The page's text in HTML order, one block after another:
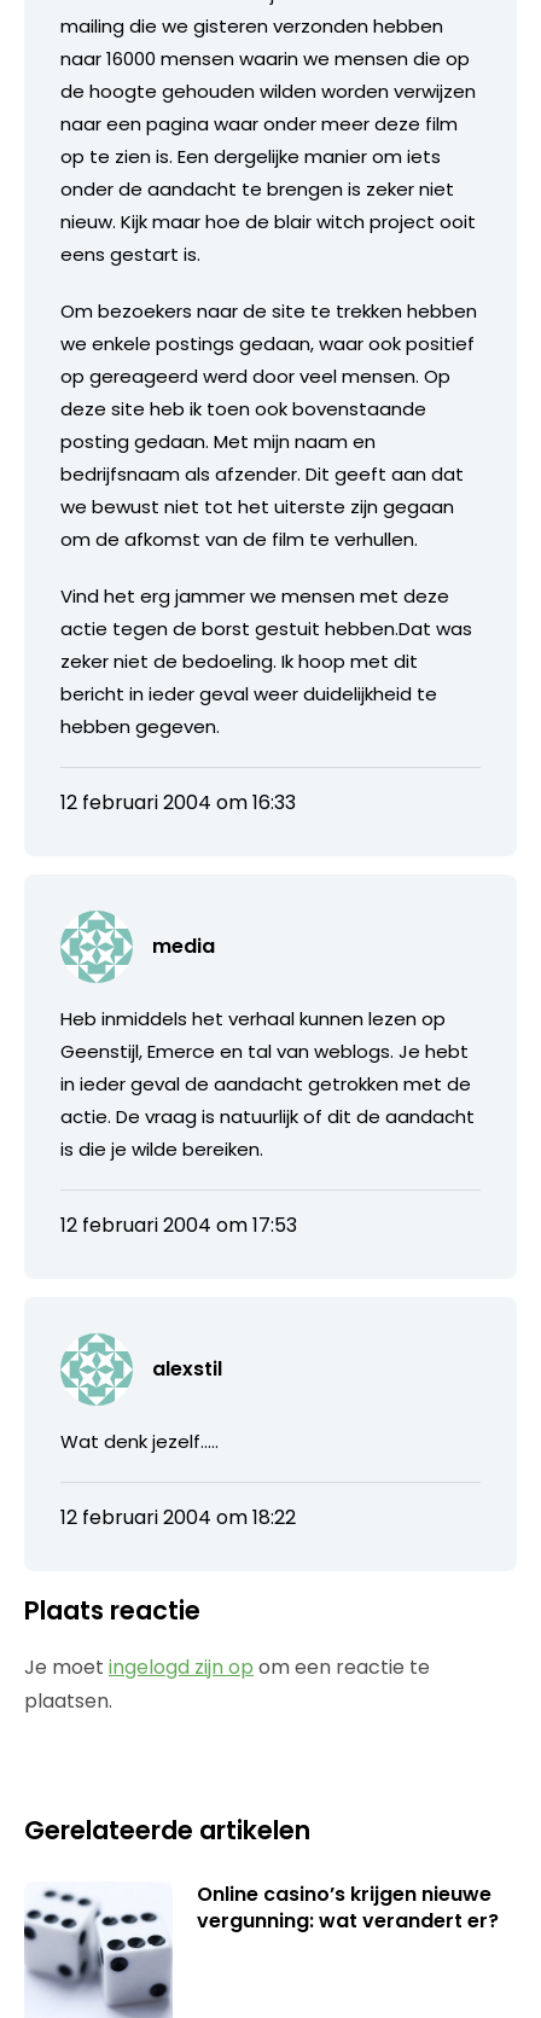
mailing die we gisteren verzonden hebben
naar 16000 mensen waarin we mensen die op
de hoogte gehouden wilden worden verwijzen
naar een pagina waar onder meer deze film
op te zien is. Een dergelijke manier om iets
onder de aandacht te brengen is zeker niet
nieuw. Kijk maar hoe de blair witch project ooit
eens gestart is.
Om bezoekers naar de site te trekken hebben
we enkele postings gedaan, waar ook positief
op gereageerd werd door veel mensen. Op
deze site heb ik toen ook bovenstaande
posting gedaan. Met mijn naam en
bedrijfsnaam als afzender. Dit geeft aan dat
we bewust niet tot het uiterste zijn gegaan
om de afkomst van de film te verhullen.
Vind het erg jammer we mensen met deze
actie tegen de borst gestuit hebben.Dat was
zeker niet de bedoeling. Ik hoop met dit
bericht in ieder geval weer duidelijkheid te
hebben gegeven.
12 februari 2004 om 16:33
media
Heb inmiddels het verhaal kunnen lezen op
Geenstijl, Emerce en tal van weblogs. Je hebt
in ieder geval de aandacht getrokken met de
actie. De vraag is natuurlijk of dit de aandacht
is die je wilde bereiken.
12 februari 2004 om 17:53
alexstil
Wat denk jezelf…..
12 februari 2004 om 18:22
Plaats reactie
Je moet ingelogd zijn op om een reactie te
plaatsen.
Gerelateerde artikelen
Online casino’s krijgen nieuwe
vergunning: wat verandert er?